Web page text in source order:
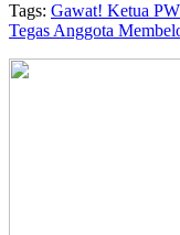
Tags: Gawat! Ketua
Tegas Anggota